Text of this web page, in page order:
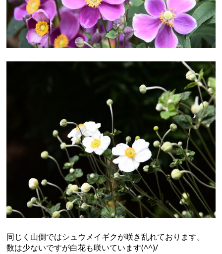
同じく山側ではシュウメイギクが咲き乱れております。
数は少ないですが白花も咲いています(^^)/